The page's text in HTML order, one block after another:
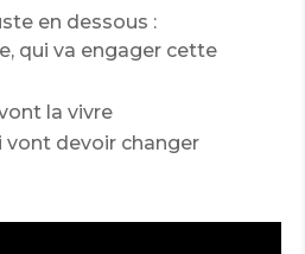
en dessous :
qui va engager cette
la vivre
vont devoir changer